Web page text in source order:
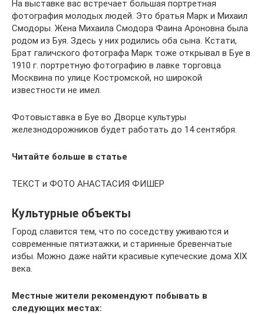
На выставке вас встречает большая портретная
фотография молодых людей. Это братья Марк и Михаил
Смодоры. Жена Михаила Смодора Фаина Ароновна была
родом из Буя. Здесь у них родились оба сына. Кстати,
Брат галичского фотографа Марк тоже открывал в Буе в
1910 г. портретную фотографию в лавке торговца
Москвина по улице Костромской, но широкой
известности не имел.
Фотовыставка в Буе во Дворце культуры
железнодорожников будет работать до 14 сентября.
Читайте больше в статье
ТЕКСТ и ФОТО АНАСТАСИЯ ФИШЕР
Культурные объекты
Город славится тем, что по соседству уживаются и
современные пятиэтажки, и старинные бревенчатые
избы. Можно даже найти красивые купеческие дома XIX
века.
Местные жители рекомендуют побывать в
следующих местах: